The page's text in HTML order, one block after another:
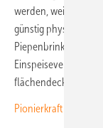
werden, weil die
günstig physikalisch
Piepenbrink, CEO
Einspeisevergütung
flächendeckenden
Pionierkraft